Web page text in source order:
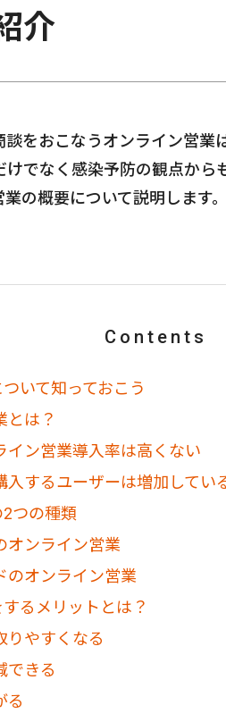
介
をおこなうオンライン営業
でなく感染予防の観点から
の概要について説明します。
Contents
いて知っておこう
とは？
イン営業導入率は高くない
入するユーザーは増加してい
つの種類
オンライン営業
のオンライン営業
るメリットとは？
りやすくなる
できる
る